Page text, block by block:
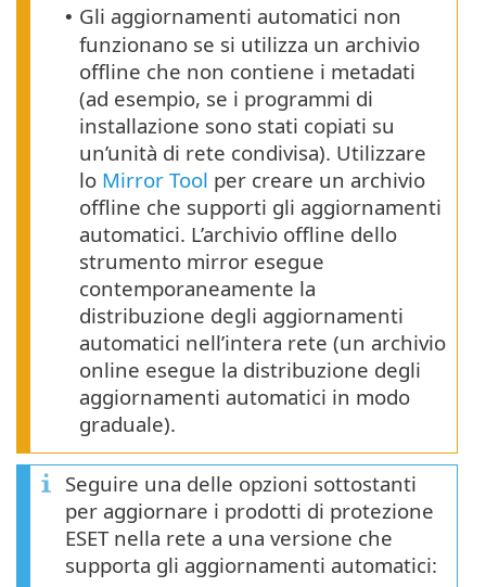
• Gli aggiornamenti automatici non
funzionano se si utilizza un archivio
offline che non contiene i metadati
(ad esempio, se i programmi di
installazione sono stati copiati su
un’unità di rete condivisa). Utilizzare
lo Mirror Tool per creare un archivio
offline che supporti gli aggiornamenti
automatici. L’archivio offline dello
strumento mirror esegue
contemporaneamente la
distribuzione degli aggiornamenti
automatici nell’intera rete (un archivio
online esegue la distribuzione degli
aggiornamenti automatici in modo
graduale).
Seguire una delle opzioni sottostanti
per aggiornare i prodotti di protezione
ESET nella rete a una versione che
supporta gli aggiornamenti automatici: